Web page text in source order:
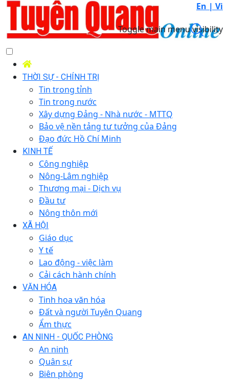
En | Vi
Toggle main menu visibility
THỜI SỰ - CHÍNH TRỊ
Tin trong tỉnh
Tin trong nước
Xây dựng Đảng - Nhà nước - MTTQ
Bảo vệ nền tảng tư tưởng của Đảng
Đạo đức Hồ Chí Minh
KINH TẾ
Công nghiệp
Nông-Lâm nghiệp
Thương mại - Dịch vụ
Đầu tư
Nông thôn mới
XÃ HỘI
Giáo dục
Y tế
Lao động - việc làm
Cải cách hành chính
VĂN HÓA
Tinh hoa văn hóa
Đất và người Tuyên Quang
Ẩm thực
AN NINH - QUỐC PHÒNG
An ninh
Quân sự
Biên phòng